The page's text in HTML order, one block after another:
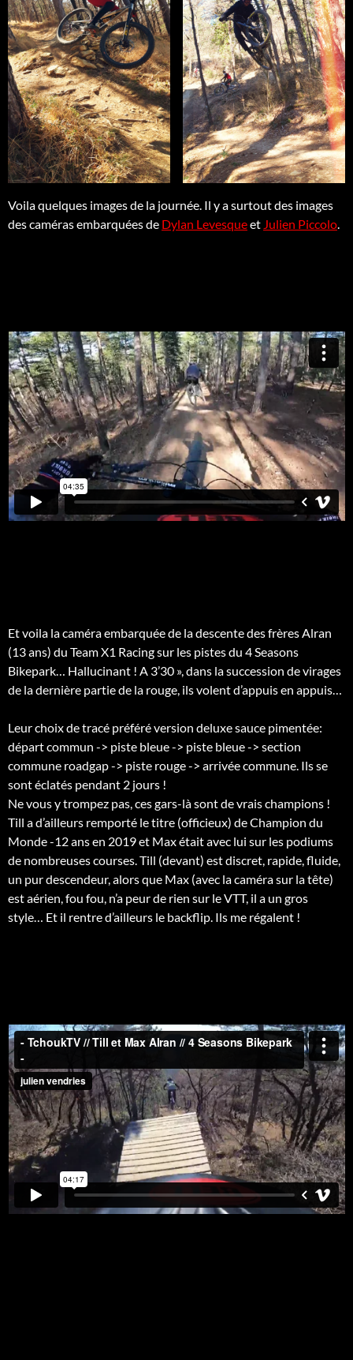
Voila quelques images de la journée. Il y a surtout des images
des caméras embarquées de Dylan Levesqueet Julien Piccolo.
Et voila la caméra embarquée de la descente des frères Alran
(13 ans) du Team X1 Racing sur les pistes du 4 Seasons
Bikepark… Hallucinant ! A 3’30 », dans la succession de virages
de la dernière partie de la rouge, ils volent d’appuis en appuis…
Leur choix de tracé préféré version deluxe sauce pimentée:
départ commun -> piste bleue -> piste bleue -> section
commune roadgap -> piste rouge -> arrivée commune. Ils se
sont éclatés pendant 2 jours !
Ne vous y trompez pas, ces gars-là sont de vrais champions !
Till a d’ailleurs remporté le titre (officieux) de Champion du
Monde -12 ans en 2019 et Max était avec lui sur les podiums
de nombreuses courses. Till (devant) est discret, rapide, fluide,
un pur descendeur, alors que Max (avec la caméra sur la tête)
est aérien, fou fou, n’a peur de rien sur le VTT, il a un gros
style… Et il rentre d’ailleurs le backflip. Ils me régalent !